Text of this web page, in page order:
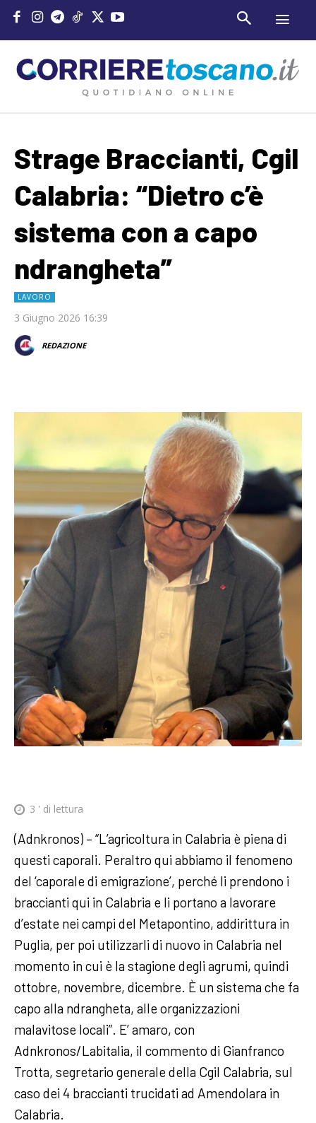
Strage Braccianti, Cgil
Calabria: “Dietro c’è
sistema con a capo
ndrangheta”
LAVORO
3 Giugno 2026 16:39
REDAZIONE
3 ' di lettura
(Adnkronos) – “L’agricoltura in Calabria è piena di
questi caporali. Peraltro qui abbiamo il fenomeno
del ‘caporale di emigrazione’, perché li prendono i
braccianti qui in Calabria e li portano a lavorare
d’estate nei campi del Metapontino, addirittura in
Puglia, per poi utilizzarli di nuovo in Calabria nel
momento in cui è la stagione degli agrumi, quindi
ottobre, novembre, dicembre. È un sistema che fa
capo alla ndrangheta, alle organizzazioni
malavitose locali”. E’ amaro, con
Adnkronos/Labitalia, il commento di Gianfranco
Trotta, segretario generale della Cgil Calabria, sul
caso dei 4 braccianti trucidati ad Amendolara in
Calabria.